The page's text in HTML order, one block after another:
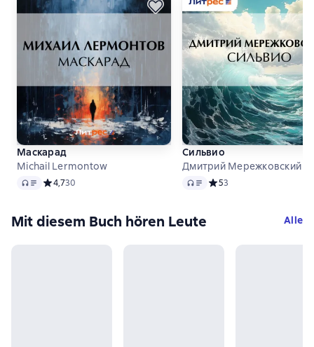
Маскарад
Michail Lermontow
Audio Средний рейтинг 4,7 на основе 30 оценок
4,730
Сильвио
Дмитрий Мережковский
Audio Средний рейтинг 5 на
53
Mit diesem Buch hören Leute Alle